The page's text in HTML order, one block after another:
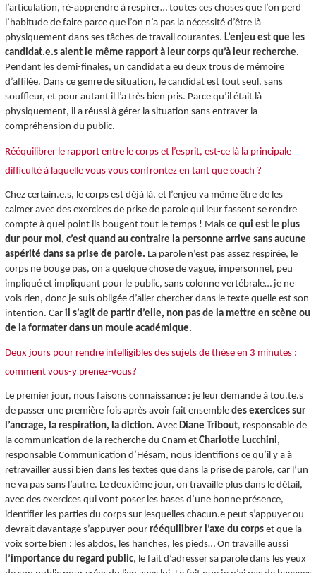
l’articulation, ré-apprendre à respirer… toutes ces choses que l’on perd
l’habitude de faire parce que l’on n’a pas la nécessité d’être là
physiquement dans ses tâches de travail courantes. L’enjeu est que les
candidat.e.s aient le même rapport à leur corps qu’à leur recherche.
Pendant les demi-finales, un candidat a eu deux trous de mémoire
d’affilée. Dans ce genre de situation, le candidat est tout seul, sans
souffleur, et pour autant il l’a très bien pris. Parce qu’il était là
physiquement, il a réussi à gérer la situation sans entraver la
compréhension du public.
Rééquilibrer le rapport entre le corps et l’esprit, est-ce là la principale
difficulté à laquelle vous vous confrontez en tant que coach ?
Chez certain.e.s, le corps est déjà là, et l’enjeu va même être de les
calmer avec des exercices de prise de parole qui leur fassent se rendre
compte à quel point ils bougent tout le temps ! Mais ce qui est le plus
dur pour moi, c’est quand au contraire la personne arrive sans aucune
aspérité dans sa prise de parole. La parole n’est pas assez respirée, le
corps ne bouge pas, on a quelque chose de vague, impersonnel, peu
impliqué et impliquant pour le public, sans colonne vertébrale… je ne
vois rien, donc je suis obligée d’aller chercher dans le texte quelle est son
intention. Car il s’agit de partir d’elle, non pas de la mettre en scène ou
de la formater dans un moule académique.
Deux jours pour rendre intelligibles des sujets de thèse en 3 minutes :
comment vous-y prenez-vous?
Le premier jour, nous faisons connaissance : je leur demande à tou.te.s
de passer une première fois après avoir fait ensemble des exercices sur
l’ancrage, la respiration, la diction. Avec Diane Tribout, responsable de
la communication de la recherche du Cnam et Charlotte Lucchini,
responsable Communication d’Hésam, nous identifions ce qu’il y a à
retravailler aussi bien dans les textes que dans la prise de parole, car l’un
ne va pas sans l’autre. Le deuxième jour, on travaille plus dans le détail,
avec des exercices qui vont poser les bases d’une bonne présence,
identifier les parties du corps sur lesquelles chacun.e peut s’appuyer ou
devrait davantage s’appuyer pour rééquilibrer l’axe du corpset que la
voix sorte bien : les abdos, les hanches, les pieds… On travaille aussi
l’importance du regard public, le fait d’adresser sa parole dans les yeux